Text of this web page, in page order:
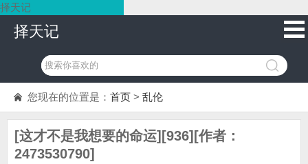
择天记
择天记
您现在的位置是： 首页 > 乱伦
[这才不是我想要的命运][936][作者：
2473530790]